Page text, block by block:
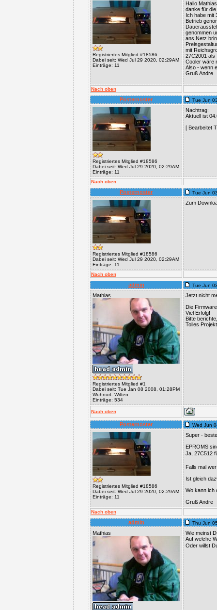
Registriertes Mitglied #18586
Dabei seit: Wed Jul 29 2020, 02:29AM
Einträge: 11
Hallo
danke für
Ich habe mit
Betrieb
genommen
ans Netz
mit
27C2001 als
Cooler wäre
Also - wenn
Gruß Andre
Nach oben
Posternoster Tue Jun
Registriertes Mitglied #18586
Dabei seit: Wed Jul 29 2020, 02:29AM
Einträge: 11
Nachtrag:
Aktuell ist
[ Bearbeitet
Nach oben
Posternoster Tue Jun
Registriertes Mitglied #18586
Dabei seit: Wed Jul 29 2020, 02:29AM
Einträge: 11
Zum
Nach oben
admin Tue Jun
Mathias
Registriertes Mitglied #1
Dabei seit: Tue Jan 08 2008, 01:28PM
Wohnort: Witten
Einträge: 534
Jetzt nicht
Die
Viel Erfolg!
Bitte
Tolles
Nach oben
Posternoster Wed Jun
Registriertes Mitglied #18586
Dabei seit: Wed Jul 29 2020, 02:29AM
Einträge: 11
Super -
EPROMS
Ja, 27C512
Falls mal
Ist gleich
Wo kann ich
Gruß Andre
Nach oben
admin Thu Jun
Mathias
Wie meinst
Auf welche
Oder willst